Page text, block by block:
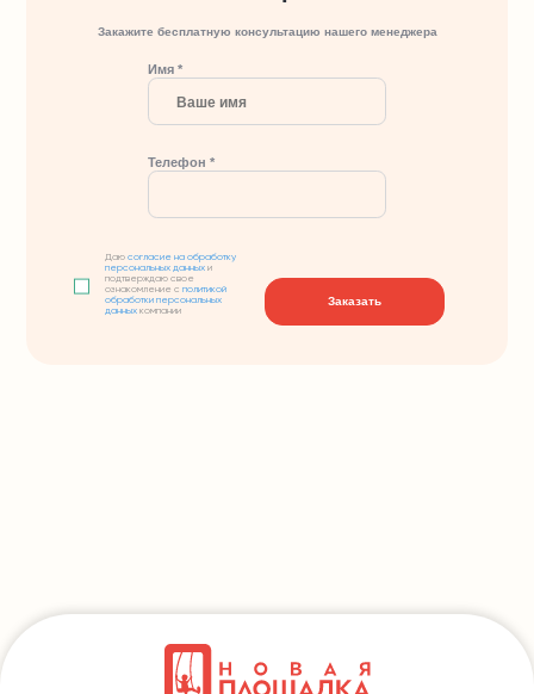
Закажите бесплатную консультацию нашего менеджера
Имя *
Телефон *
Даюсогласие на обработку
персональных данных и
подтверждаю свое
ознакомление сполитикой
обработки персональных
данных компании
Заказать